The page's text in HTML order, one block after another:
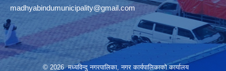
madhyabindumunicipality@gmail.com
© 2026 मध्यविन्दु नगरपालिका, नगर कार्यपालिकाको कार्यालय